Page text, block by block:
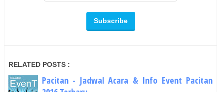
RELATED POSTS :
Pacitan - Jadwal Acara & Info Event Pacitan